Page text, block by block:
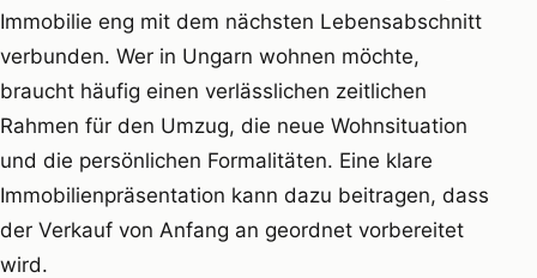
Immobilie eng mit dem nächsten Lebensabschnitt
verbunden. Wer in Ungarn wohnen möchte,
braucht häufig einen verlässlichen zeitlichen
Rahmen für den Umzug, die neue Wohnsituation
und die persönlichen Formalitäten. Eine klare
Immobilienpräsentation kann dazu beitragen, dass
der Verkauf von Anfang an geordnet vorbereitet
wird.